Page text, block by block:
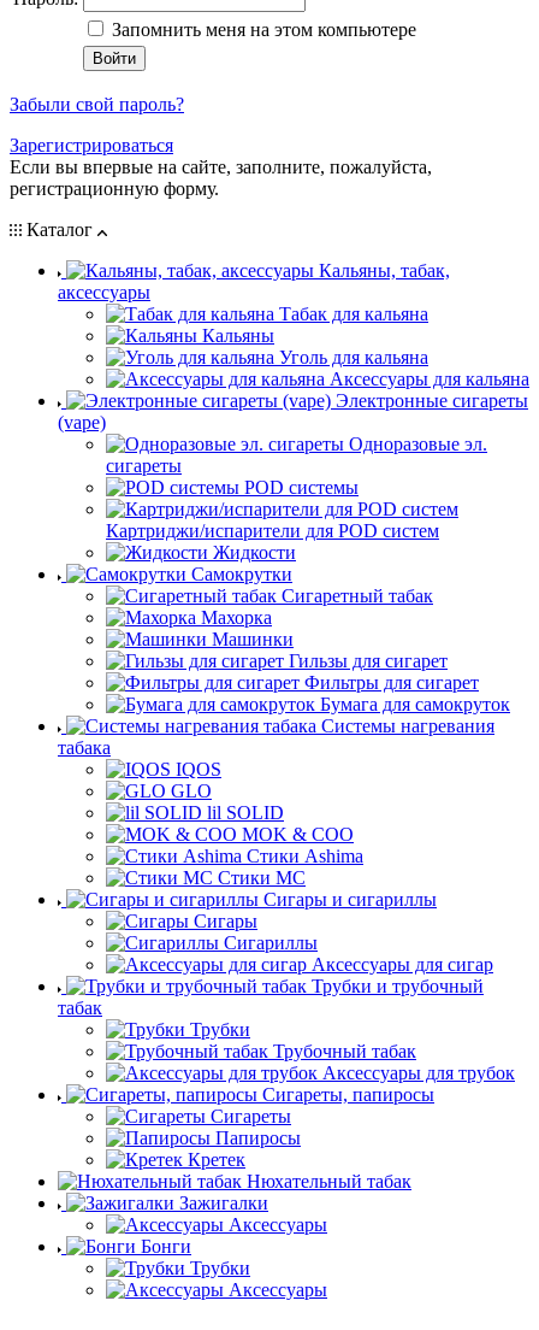
Запомнить меня на этом компьютере
Забыли свой пароль?
Зарегистрироваться
Если вы впервые на сайте, заполните, пожалуйста,
регистрационную форму.
Каталог
Кальяны, табак,
аксессуары
Табак для кальяна
Кальяны
Уголь для кальяна
Аксессуары для кальяна
Электронные сигареты
(vape)
Одноразовые эл.
сигареты
POD системы
Картриджи/испарители для POD систем
Жидкости
Самокрутки
Сигаретный табак
Махорка
Машинки
Гильзы для сигарет
Фильтры для сигарет
Бумага для самокруток
Системы нагревания
табака
IQOS
GLO
lil SOLID
MOK & COO
Стики Ashima
Стики MC
Сигары и сигариллы
Сигары
Сигариллы
Аксессуары для сигар
Трубки и трубочный
табак
Трубки
Трубочный табак
Аксессуары для трубок
Сигареты, папиросы
Сигареты
Папиросы
Кретек
Нюхательный табак
Зажигалки
Аксессуары
Бонги
Трубки
Аксессуары